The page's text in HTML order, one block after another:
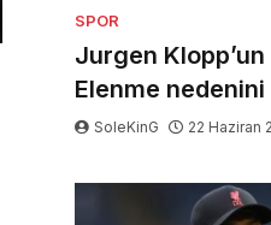
SPOR
Jurgen
Elenme nedenini
SoleKinG 22 Haziran